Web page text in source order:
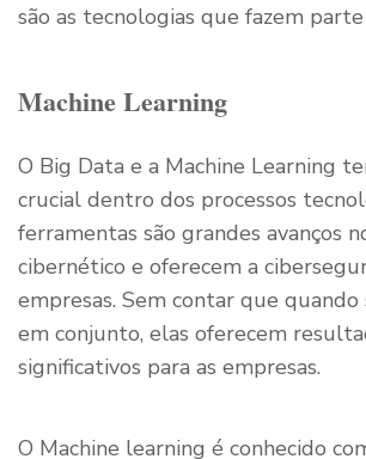
são as tecnologias que fazem
Machine Learning
O Big Data e a Machine Learning
crucial dentro dos processos
ferramentas são grandes avanços
cibernético e oferecem a
empresas. Sem contar que quando
em conjunto, elas oferecem
significativos para as empresas.
O Machine learning é conhecido